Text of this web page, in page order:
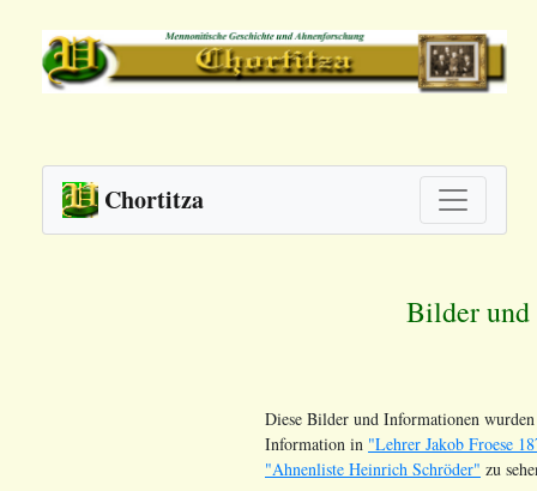
Chortitza
Bilder und
Diese Bilder und Informationen
Information in "Lehrer Jakob Froese
"Ahnenliste Heinrich Schröder" zu